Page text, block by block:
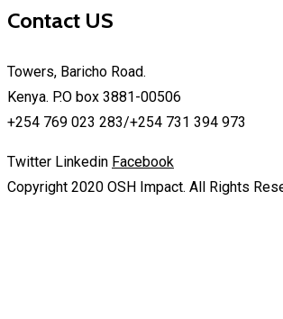
Contact US
Towers, Baricho Road.
Kenya. P.O box 3881-00506
+254 769 023 283/+254 731 394 973
Twitter Linkedin Facebook
Copyright 2020 OSH Impact. All Rights